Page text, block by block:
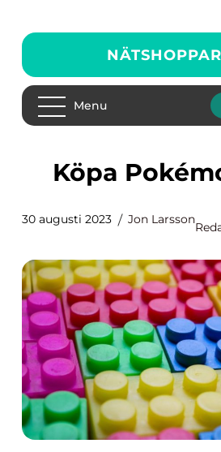
Menu
Köpa
30 augusti 2023 Jon Larsson